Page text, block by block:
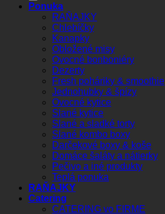
Ponuka
RAŇAJKY
Chlebíčky
Kanapky
Obložené misy
Ovocné bonboniéry
Dezerty
Fresh poháriky & smoothie
Jednohubky & špízy
Ovocné kytice
Slané kytice
Slané a sladké torty
Slané kombo boxy
Darčekové boxy & koše
Domáce šaláty a nátierky
Pečivo a iné produkty
Teplá ponuka
RAŇAJKY
Catering
CATERING vo FIRME